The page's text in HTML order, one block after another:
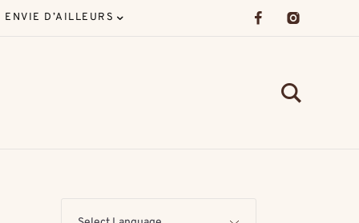
ENVIE D’AILLEURS